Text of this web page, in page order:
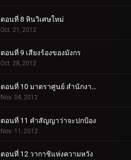
ตอนที่ 8 หินวิเศษใหม่
Oct. 21, 2012
ตอนที่ 9 เสียงร้องของมังกร
Oct. 28, 2012
ตอนที่ 10 มาตราศูนย์ สำนักงานความมั่นคงแห่งชาติ
Nov. 04, 2012
ตอนที่ 11 คำสัญญาว่าจะปกป้อง
Nov. 11, 2012
ตอนที่ 12 วากาชิแห่งความหวัง